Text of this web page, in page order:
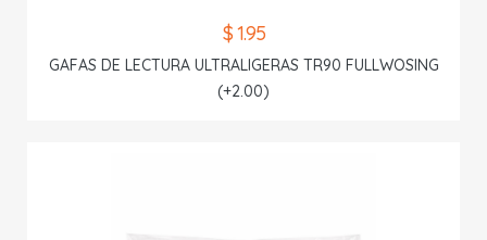
$ 1.95
GAFAS DE LECTURA ULTRALIGERAS TR90 FULLWOSING
(+2.00)